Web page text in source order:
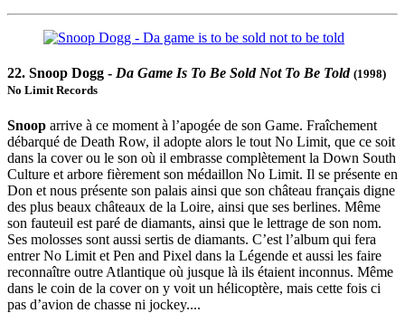
22. Snoop Dogg - Da Game Is To Be Sold Not To Be Told (1998)
No Limit Records
Snoop arrive à ce moment à l’apogée de son Game. Fraîchement
débarqué de Death Row, il adopte alors le tout No Limit, que ce soit
dans la cover ou le son où il embrasse complètement la Down South
Culture et arbore fièrement son médaillon No Limit. Il se présente en
Don et nous présente son palais ainsi que son château français digne
des plus beaux châteaux de la Loire, ainsi que ses berlines. Même
son fauteuil est paré de diamants, ainsi que le lettrage de son nom.
Ses molosses sont aussi sertis de diamants. C’est l’album qui fera
entrer No Limit et Pen and Pixel dans la Légende et aussi les faire
reconnaître outre Atlantique où jusque là ils étaient inconnus. Même
dans le coin de la cover on y voit un hélicoptère, mais cette fois ci
pas d’avion de chasse ni jockey....